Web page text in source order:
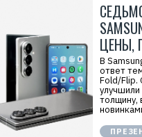
ЦЕНЫ,
В
ответ
Fold/Flip.
толщину,